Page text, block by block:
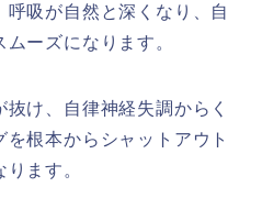
吸が自然と深くなり、自
ーズになります。
け、自律神経失調からく
根本からシャットアウト
ます。